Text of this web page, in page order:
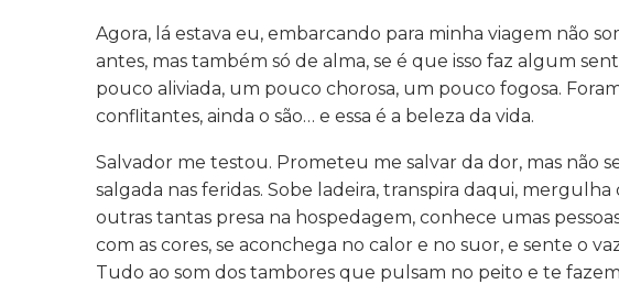
Agora, lá estava eu, embarcando para minha viagem não
antes, mas também só de alma, se é que isso faz algum
pouco aliviada, um pouco chorosa, um pouco fogosa.
conflitantes, ainda o são… e essa é a beleza da vida.
Salvador me testou. Prometeu me salvar da dor, mas não
salgada nas feridas. Sobe ladeira, transpira daqui, mergulha
outras tantas presa na hospedagem, conhece umas
com as cores, se aconchega no calor e no suor, e sente o
Tudo ao som dos tambores que pulsam no peito e te